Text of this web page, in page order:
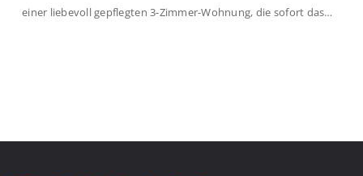
einer liebevoll gepflegten 3-Zimmer-Wohnung, die sofort das